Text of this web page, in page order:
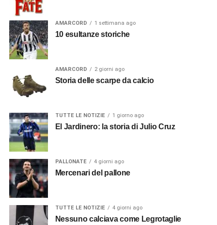
AMARCORD 1 settimana ago
10 esultanze storiche
AMARCORD 2 giorni ago
Storia delle scarpe da calcio
TUTTE LE NOTIZIE 1 giorno ago
El Jardinero: la storia di Julio Cruz
PALLONATE 4 giorni ago
Mercenari del pallone
TUTTE LE NOTIZIE 4 giorni ago
Nessuno calciava come Legrotaglie